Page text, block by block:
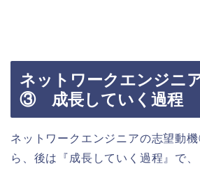
ネットワークエンジニ
③ 成長していく過程
ネットワークエンジニアの志望動
ら、後は『成長していく過程』で